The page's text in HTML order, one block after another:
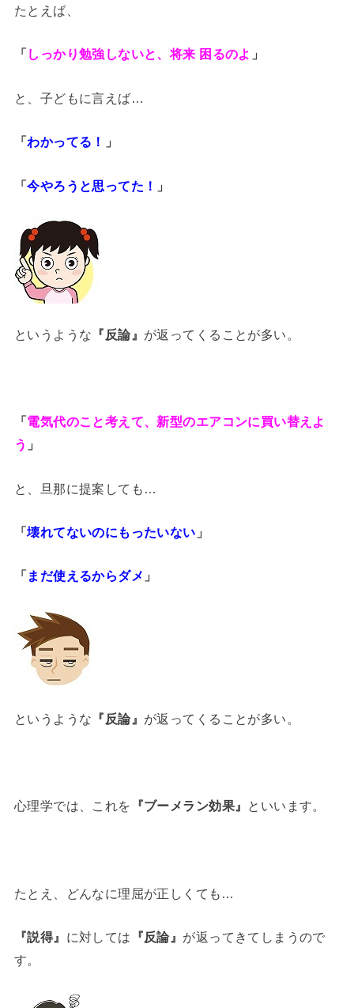
たとえば、
「 しっかり勉強しないと、将来 困るのよ 」
と、子どもに言えば…
「わかってる！ 」
「今やろうと思ってた！ 」
というような 『反論』 が返ってくることが多い。
「 電気代のこと考えて、新型のエアコンに買い替えよ
う 」
と、旦那に提案しても…
「壊れてないのにもったいない 」
「 まだ使えるからダメ 」
というような 『反論』 が返ってくることが多い。
心理学では、これを 『ブーメラン効果』 といいます。
たとえ、どんなに理屈が正しくても…
『説得』 に対しては 『反論』 が返ってきてしまうので
す。